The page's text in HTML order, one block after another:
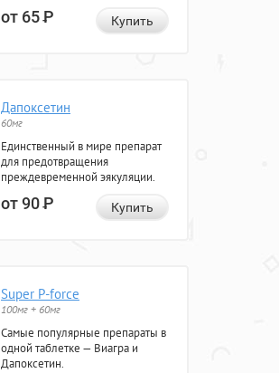
от 65Р Купить
Дапоксетин
60мг
Единственный в мире препарат
для предотвращения
преждевременной эякуляции.
от 90Р Купить
Super P-force
100мг + 60мг
Самые популярные препараты в
одной таблетке — Виагра и
Дапоксетин.